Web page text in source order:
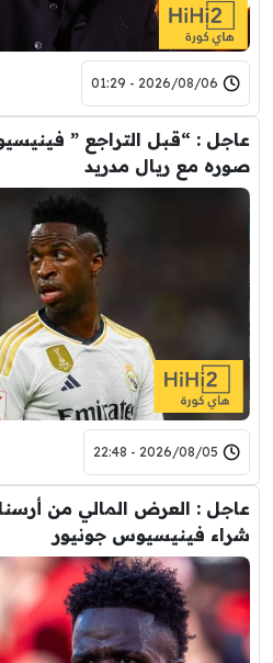
2026/08/06 - 01:29
عاجل : “قبل التراجع ”
صوره مع ريال مدريد
2026/08/05 - 22:48
عاجل : العرض المالي من
شراء فينيسيوس جونيور